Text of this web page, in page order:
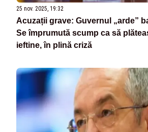
25 nov. 2025, 19:32
Acuzații grave: Guvernul „arde”
Se împrumută scump ca să
ieftine, în plină criză